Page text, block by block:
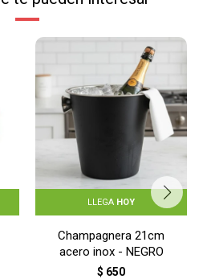
LLEGA HOY
Champagnera 21cm
acero inox - NEGRO
$ 650